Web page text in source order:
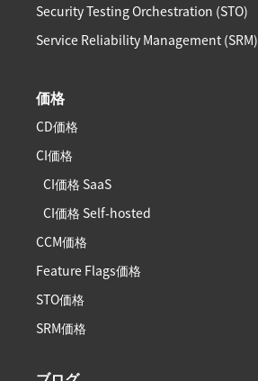
Security Testing Orchestration (STO)
Service Reliability Management (SRM)
価格
CD価格
CI価格
CI価格 SaaS
CI価格 Self-hosted
CCM価格
Feature Flags価格
STO価格
SRM価格